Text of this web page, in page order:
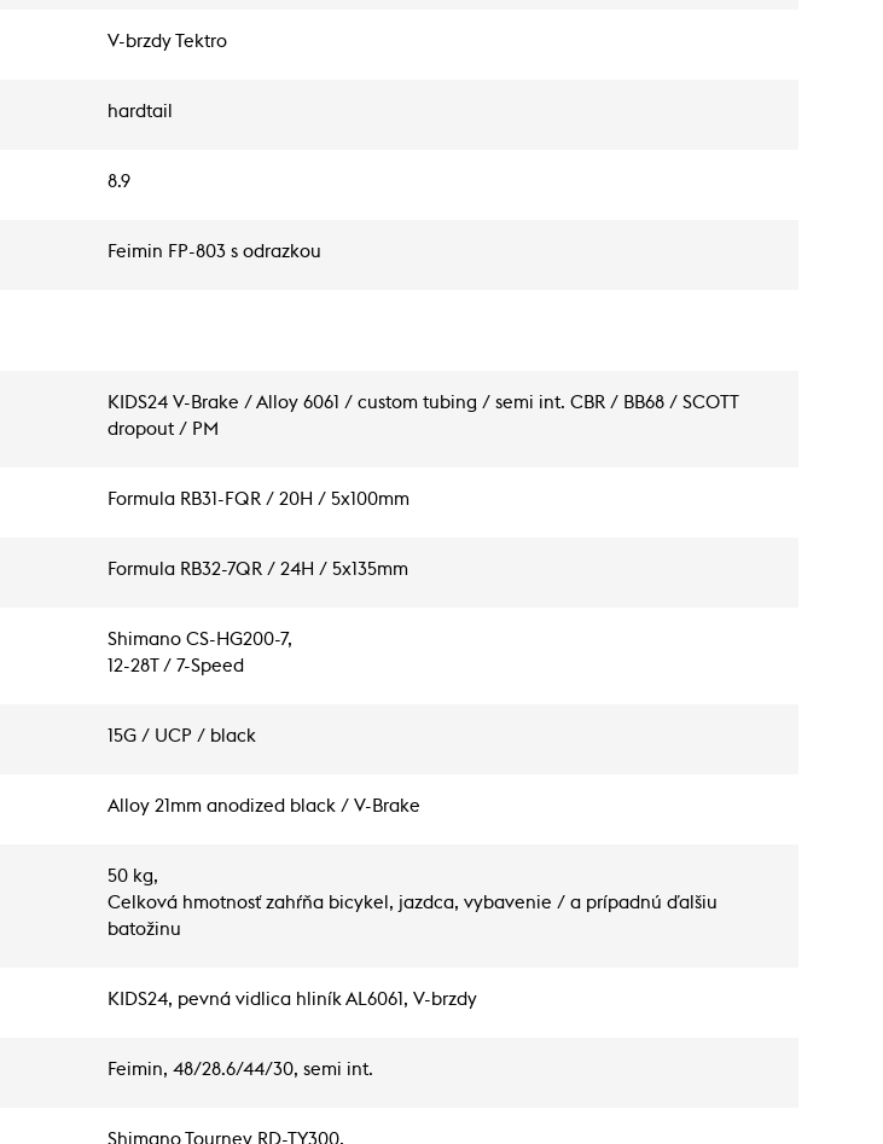
V-brzdy Tektro
hardtail
8.9
Feimin FP-803 s odrazkou
KIDS24 V-Brake / Alloy 6061 / custom tubing / semi int. CBR / BB68 / SCOTT
dropout / PM
Formula RB31-FQR / 20H / 5x100mm
Formula RB32-7QR / 24H / 5x135mm
Shimano CS-HG200-7,
12-28T / 7-Speed
15G / UCP / black
Alloy 21mm anodized black / V-Brake
50 kg,
Celková hmotnosť zahŕňa bicykel, jazdca, vybavenie / a prípadnú ďalšiu
batožinu
KIDS24, pevná vidlica hliník AL6061, V-brzdy
Feimin, 48/28.6/44/30, semi int.
Shimano Tourney RD-TY300,